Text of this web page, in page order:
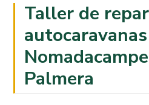
Taller de
autocaravanas
Palmera